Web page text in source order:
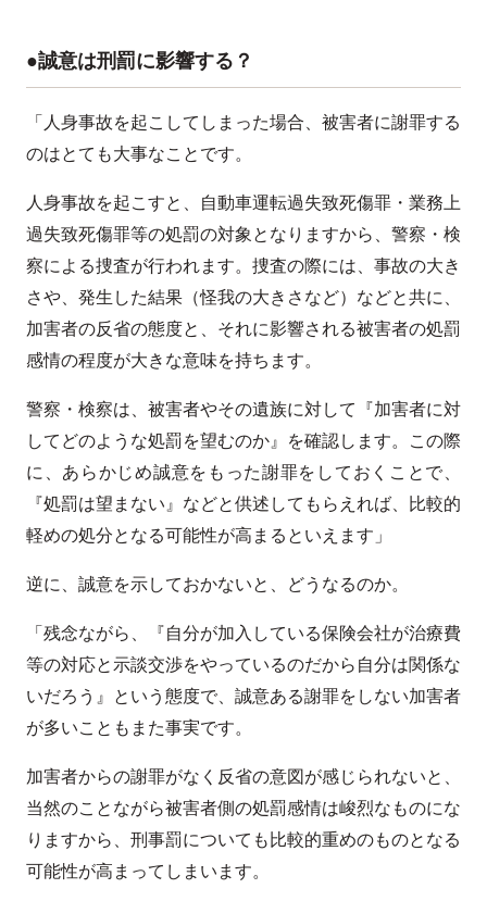
●誠意は刑罰に影響する？
「人身事故を起こしてしまった場合、被害者に謝罪する
のはとても大事なことです。
人身事故を起こすと、自動車運転過失致死傷罪・業務上
過失致死傷罪等の処罰の対象となりますから、警察・検
察による捜査が行われます。捜査の際には、事故の大き
さや、発生した結果（怪我の大きさなど）などと共に、
加害者の反省の態度と、それに影響される被害者の処罰
感情の程度が大きな意味を持ちます。
警察・検察は、被害者やその遺族に対して『加害者に対
してどのような処罰を望むのか』を確認します。この際
に、あらかじめ誠意をもった謝罪をしておくことで、
『処罰は望まない』などと供述してもらえれば、比較的
軽めの処分となる可能性が高まるといえます」
逆に、誠意を示しておかないと、どうなるのか。
「残念ながら、『自分が加入している保険会社が治療費
等の対応と示談交渉をやっているのだから自分は関係な
いだろう』という態度で、誠意ある謝罪をしない加害者
が多いこともまた事実です。
加害者からの謝罪がなく反省の意図が感じられないと、
当然のことながら被害者側の処罰感情は峻烈なものにな
りますから、刑事罰についても比較的重めのものとなる
可能性が高まってしまいます。